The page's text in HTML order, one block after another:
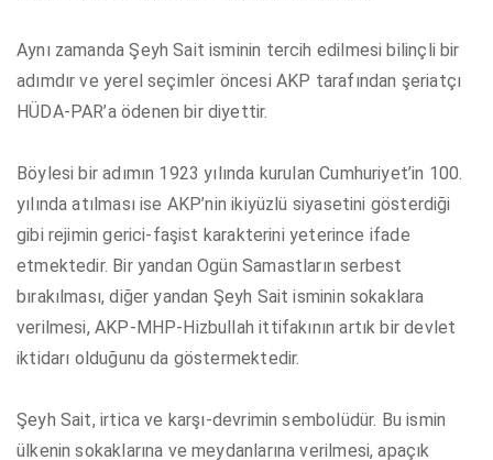
Aynı zamanda Şeyh Sait isminin tercih edilmesi bilinçli bir
adımdır ve yerel seçimler öncesi AKP tarafından şeriatçı
HÜDA-PAR’a ödenen bir diyettir.
Böylesi bir adımın 1923 yılında kurulan Cumhuriyet’in 100.
yılında atılması ise AKP’nin ikiyüzlü siyasetini gösterdiği
gibi rejimin gerici-faşist karakterini yeterince ifade
etmektedir. Bir yandan Ogün Samastların serbest
bırakılması, diğer yandan Şeyh Sait isminin sokaklara
verilmesi, AKP-MHP-Hizbullah ittifakının artık bir devlet
iktidarı olduğunu da göstermektedir.
Şeyh Sait, irtica ve karşı-devrimin sembolüdür. Bu ismin
ülkenin sokaklarına ve meydanlarına verilmesi, apaçık